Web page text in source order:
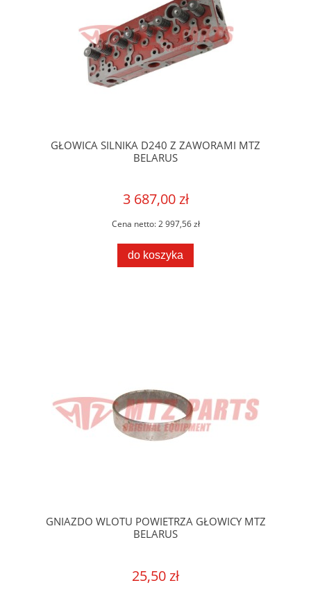
GŁOWICA SILNIKA D240 Z ZAWORAMI MTZ
BELARUS
3 687,00 zł
Cena netto:2 997,56 zł
do koszyka
GNIAZDO WLOTU POWIETRZA GŁOWICY MTZ
BELARUS
25,50 zł